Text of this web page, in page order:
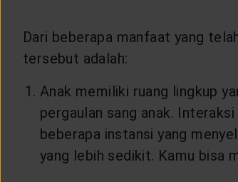
Dari beberapa manfaat yang
tersebut adalah:
Anak memiliki ruang lingkup
pergaulan sang anak.
beberapa instansi yang
yang lebih sedikit. Kamu bisa